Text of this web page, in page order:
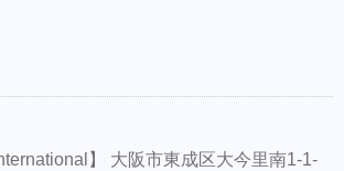
】 大阪市東成区大今里南1-1-